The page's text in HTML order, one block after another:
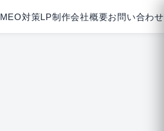
MEO対策LP制作会社概要お問い合わせ